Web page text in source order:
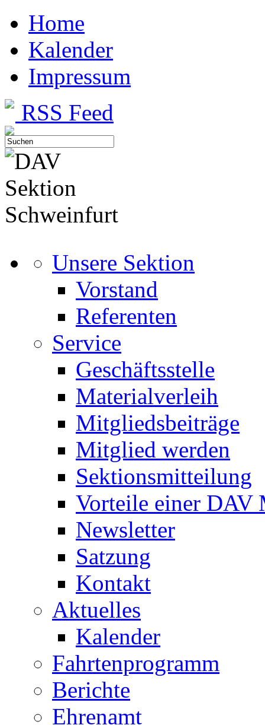
Home
Kalender
Impressum
RSS Feed
Unsere Sektion
Vorstand
Referenten
Service
Geschäftsstelle
Materialverleih
Mitgliedsbeiträge
Mitglied werden
Sektionsmitteilung
Vorteile einer DAV
Newsletter
Satzung
Kontakt
Aktuelles
Kalender
Fahrtenprogramm
Berichte
Ehrenamt